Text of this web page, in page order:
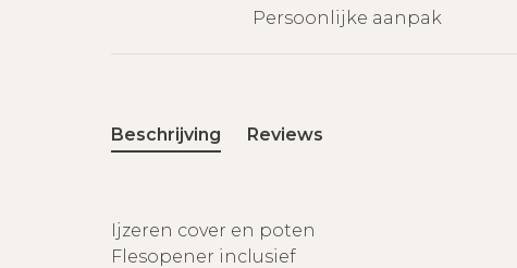
Persoonlijke aanpak
Beschrijving Reviews
Ijzeren cover en poten
Flesopener inclusief